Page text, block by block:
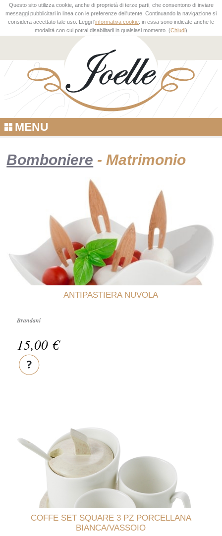
Questo sito utilizza cookie, anche di proprietà di terze parti, che consentono di inviare
messaggi pubblicitari in linea con le preferenze dell'utente. Continuando la navigazione si
considera accettato tale uso. Leggi l'informativa cookie: in essa sono indicate anche le
modalità con cui potrai disabilitarli in qualsiasi momento. (Chiudi)
MENU
Bomboniere - Matrimonio
ANTIPASTIERA NUVOLA
Brandani
15,00 €
COFFE SET SQUARE 3 PZ PORCELLANA
BIANCA/VASSOIO